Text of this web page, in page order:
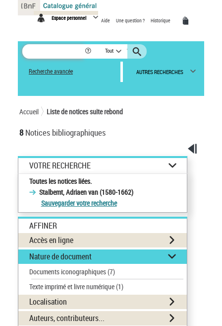
Espace personnel Aide Une question ? Historique
Tout
Recherche avancée AUTRES RECHERCHES
Accueil Liste de notices suite rebond
8Notices bibliographiques
VOTRE RECHERCHE
Toutes les notices liées.
Stalbemt, Adriaen van (1580-1662)
Sauvegarder votre recherche
AFFINER
Accès en ligne
Nature de document
Documents iconographiques(7)
Texte imprimé et livre numérique(1)
Localisation
Auteurs, contributeurs...
Panneau de gestion des cookies